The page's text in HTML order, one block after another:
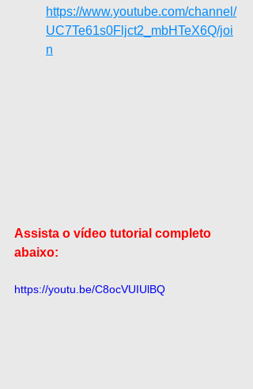
https://www.youtube.com/channel/
UC7Te61s0Fljct2_mbHTeX6Q/joi
n
Assista o vídeo tutorial completo
abaixo:
https://youtu.be/C8ocVUIUlBQ